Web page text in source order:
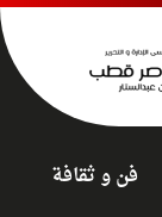
فن و ثقافة